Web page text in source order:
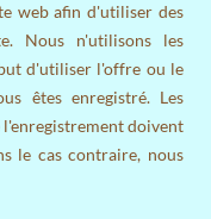
web afin d'utiliser des
Nous n'utilisons les
d'utiliser l'offre ou le
êtes enregistré. Les
l'enregistrement doivent
le cas contraire, nous